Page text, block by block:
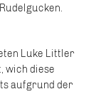
Luke Littler
wich diese
aufgrund der